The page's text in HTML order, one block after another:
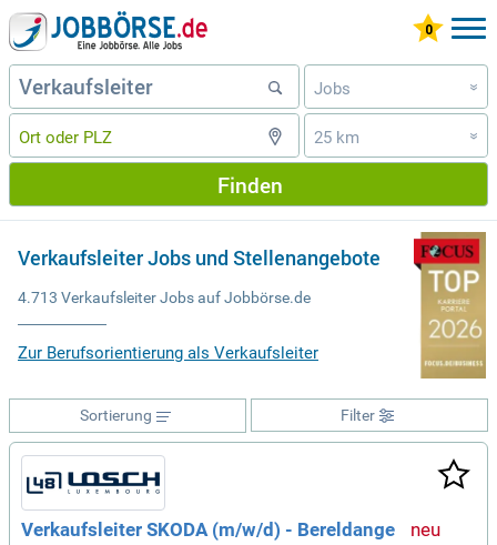
Jobs »
25 km »
Finden
Verkaufsleiter Jobs und Stellenangebote
4.713 Verkaufsleiter Jobs auf Jobbörse.de
Zur Berufsorientierung als Verkaufsleiter
Filter
Sortierung
Verkaufsleiter SKODA (m/w/d) - Bereldange